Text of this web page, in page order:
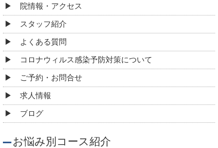
院情報・アクセス
スタッフ紹介
よくある質問
コロナウィルス感染予防対策について
ご予約・お問合せ
求人情報
ブログ
お悩み別コース紹介